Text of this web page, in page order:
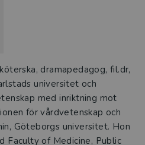
dramapedagog, fil.dr,
universitet och
med inriktning mot
för vårdvetenskap och
Göteborgs universitet. Hon
Faculty of Medicine, Public